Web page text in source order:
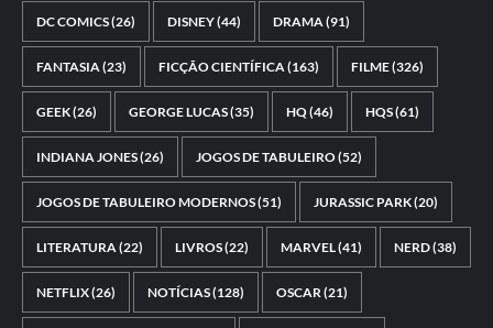
DC COMICS(26) DISNEY(44) DRAMA(91)
FANTASIA(23) FICÇÃO CIENTÍFICA(163) FILME(326)
GEEK(26) GEORGE LUCAS(35) HQ(46) HQS(61)
INDIANA JONES(26) JOGOS DE TABULEIRO(52)
JOGOS DE TABULEIRO MODERNOS(51) JURASSIC PARK(20)
LITERATURA(22) LIVROS(22) MARVEL(41) NERD(38)
NETFLIX(26) NOTÍCIAS(128) OSCAR(21)